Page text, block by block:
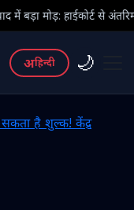
राहत के बाद 3 असिस्टेंट
अहिन्दी 🌙